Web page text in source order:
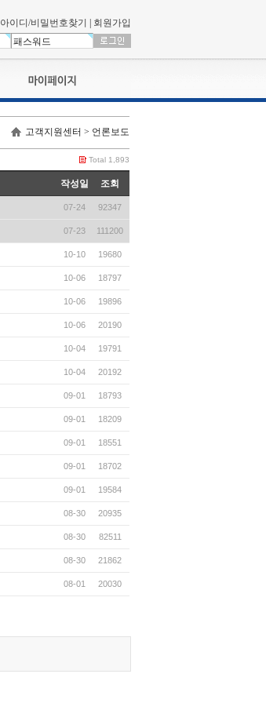
아이디/비밀번호찾기 회원가입
나의신청내역
교육영상강의실
회원정보
나의 신청비
나의활동내역
나의 연회비
고객지원센터 > 언론보도
Total 1,893
작성일 조회
07-24 92347
07-23 111200
10-10 19680
10-06 18797
10-06 19896
10-06 20190
10-04 19791
10-04 20192
09-01 18793
09-01 18209
09-01 18551
09-01 18702
09-01 19584
08-30 20935
08-30 82511
08-30 21862
08-01 20030